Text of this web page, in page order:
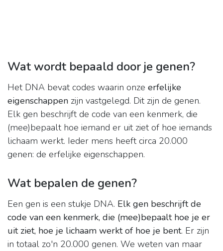
Wat wordt bepaald door je genen?
Het DNA bevat codes waarin onze erfelijke
eigenschappen zijn vastgelegd. Dit zijn de genen.
Elk gen beschrijft de code van een kenmerk, die
(mee)bepaalt hoe iemand er uit ziet of hoe iemands
lichaam werkt. Ieder mens heeft circa 20.000
genen: de erfelijke eigenschappen.
Wat bepalen de genen?
Een gen is een stukje DNA. Elk gen beschrijft de
code van een kenmerk, die (mee)bepaalt hoe je er
uit ziet, hoe je lichaam werkt of hoe je bent. Er zijn
in totaal zo'n 20.000 genen. We weten van maar